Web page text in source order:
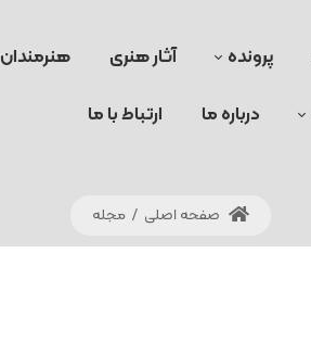
پرونده آثار هنری هنرمندان
درباره ما ارتباط با ما
صفحه اصلی / مجله